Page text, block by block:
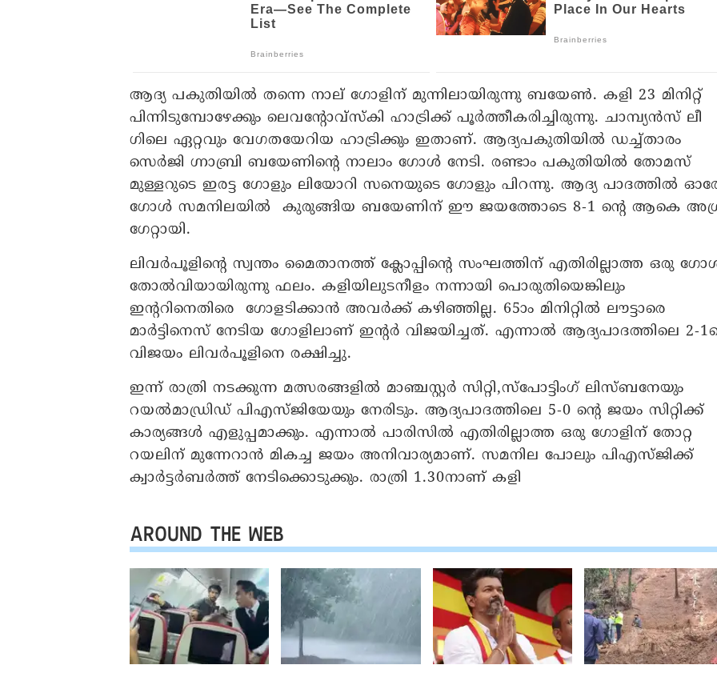
ആദ്യ പകുതിയിൽ തന്നെ നാല് ​ഗോളിന് മുന്നിലായിരുന്നു ബയേൺ. കളി 23 മിനിറ്റ്
പിന്നിടുമ്പോഴേക്കും ലെവന്റോവ്സ്കി ഹാട്രിക്ക് പൂർത്തീകരിച്ചിരുന്നു. ചാമ്പ്യൻസ് ലീ​
ഗിലെ ഏറ്റവും വേ​ഗതയേറിയ ഹാട്രിക്കും ഇതാണ്. ആദ്യപകുതിയിൽ ഡച്ച്താരം
സെർജി ​ഗ്നാബ്രി ബയേണിന്റെ നാലാം ​ഗോൾ നേടി. രണ്ടാം പകുതിയിൽ തോമസ്
മുള്ളറുടെ ഇരട്ട ​ഗോളും ലിയോറി സനെയുടെ​ ​ഗോളും പിറന്നു. ആദ്യ പാദത്തിൽ
ഗോൾ സമനിലയിൽ കുരുങ്ങിയ ബയേണിന് ഈ ജയത്തോടെ 8-1 ന്റെ ആകെ
ഗേറ്റായി.
ലിവർപൂളിന്റെ സ്വന്തം മൈതാനത്ത് ക്ലോപ്പിന്റെ സംഘത്തിന് എതിരില്ലാത്ത ഒരു
തോൽവിയായിരുന്നു ഫലം. കളിയിലുടനീളം നന്നായി പൊരുതിയെങ്കിലും
ഇന്ററിനെതിരെ ഗോളടിക്കാൻ അവർക്ക് കഴിഞ്ഞില്ല. 65ാം മിനിറ്റിൽ ലൗട്ടാരെ
മാർട്ടിനെസ് നേടിയ​ ​ഗോളിലാണ് ഇന്റർ വിജയിച്ചത്. എന്നാൽ ആദ്യപാദത്തിലെ 2-
വിജയം ലിവർപൂളിനെ രക്ഷിച്ചു.
ഇന്ന് രാത്രി നടക്കുന്ന മത്സരങ്ങളിൽ മാഞ്ചസ്റ്റർ സിറ്റി,സ്പോട്ടിം​ഗ് ലിസ്ബനേയും
റയൽമാഡ്രിഡ് പിഎസ്ജിയേയും നേരിടും. ആദ്യപാദത്തിലെ 5-0 ന്റെ ജയം സിറ്റിക്ക്
കാര്യങ്ങൾ എളുപ്പമാക്കും. എന്നാൽ പാരിസിൽ എതിരില്ലാത്ത ഒരു ​ഗോളിന് തോറ്റ
റയലിന് മുന്നേറാൻ മികച്ച ജയം അനിവാര്യമാണ്. സമനില പോലും പിഎസ്ജിക്ക്
ക്വാർട്ടർബർത്ത് നേടിക്കൊടുക്കും. രാത്രി 1.30നാണ് കളി
AROUND THE WEB